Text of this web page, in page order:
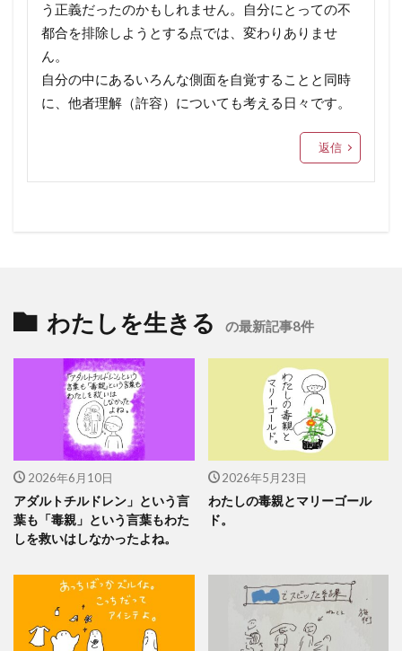
う正義だったのかもしれません。自分にとっての不
都合を排除しようとする点では、変わりありませ
ん。
自分の中にあるいろんな側面を自覚することと同時
に、他者理解（許容）についても考える日々です。
返信
わたしを生きる の最新記事8件
2026年6月10日
アダルトチルドレン」という言
葉も「毒親」という言葉もわた
しを救いはしなかったよね。
2026年5月23日
わたしの毒親とマリーゴール
ド。